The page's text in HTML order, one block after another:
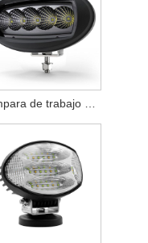
Lámpara de trabajo automotriz de 25W